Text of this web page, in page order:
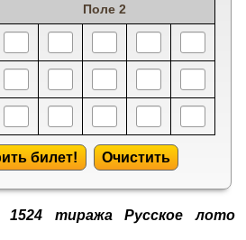
Поле 2
билет! Очистить
1524 тиража Русское лото